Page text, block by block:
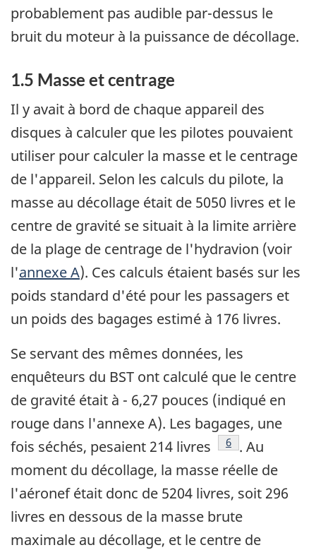
probablement pas audible par-dessus le
bruit du moteur à la puissance de décollage.
1.5 Masse et centrage
Il y avait à bord de chaque appareil des
disques à calculer que les pilotes pouvaient
utiliser pour calculer la masse et le centrage
de l'appareil. Selon les calculs du pilote, la
masse au décollage était de 5050 livres et le
centre de gravité se situait à la limite arrière
de la plage de centrage de l'hydravion (voir
l'annexe A). Ces calculs étaient basés sur les
poids standard d'été pour les passagers et
un poids des bagages estimé à 176 livres.
Se servant des mêmes données, les
enquêteurs du BST ont calculé que le centre
de gravité était à - 6,27 pouces (indiqué en
rouge dans l'annexe A). Les bagages, une
fois séchés, pesaient 214 livres
Footnote
6 . Au
moment du décollage, la masse réelle de
l'aéronef était donc de 5204 livres, soit 296
livres en dessous de la masse brute
maximale au décollage, et le centre de